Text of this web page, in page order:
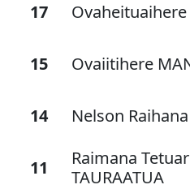
17 Ovaheituaihere
15 Ovaiitihere
14 Nelson
11
Raimana
TAURAATUA